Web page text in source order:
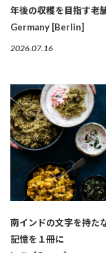
年後の収穫を目指す老
Germany [Berlin]
2026.07.16
南インドの文字を持た
記憶を１冊に